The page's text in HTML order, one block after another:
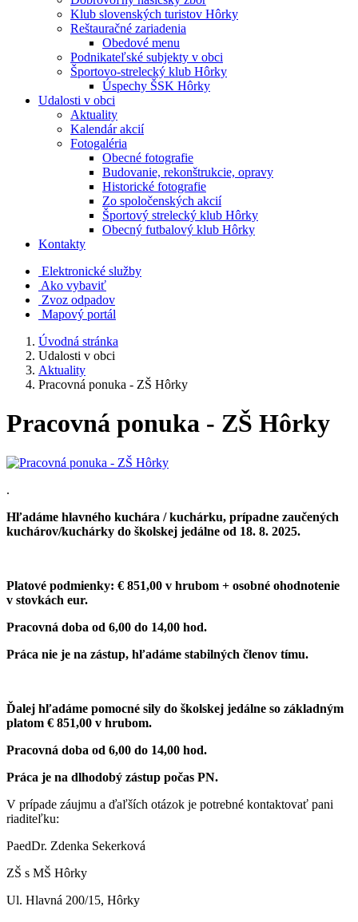
Klub slovenských turistov Hôrky
Reštauračné zariadenia
Obedové menu
Podnikateľské subjekty v obci
Športovo-strelecký klub Hôrky
Úspechy ŠSK Hôrky
Udalosti v obci
Aktuality
Kalendár akcií
Fotogaléria
Obecné fotografie
Budovanie, rekonštrukcie, opravy
Historické fotografie
Zo spoločenských akcií
Športový strelecký klub Hôrky
Obecný futbalový klub Hôrky
Kontakty
Elektronické služby
Ako vybaviť
Zvoz odpadov
Mapový portál
Úvodná stránka
Udalosti v obci
Aktuality
Pracovná ponuka - ZŠ Hôrky
Pracovná ponuka - ZŠ Hôrky
.
Hľadáme hlavného kuchára / kuchárku, prípadne zaučených
kuchárov/kuchárky do školskej jedálne od 18. 8. 2025.
Platové podmienky: € 851,00 v hrubom + osobné ohodnotenie
v stovkách eur.
Pracovná doba od 6,00 do 14,00 hod.
Práca nie je na zástup, hľadáme stabilných členov tímu.
Ďalej hľadáme pomocné sily do školskej jedálne so základným
platom € 851,00 v hrubom.
Pracovná doba od 6,00 do 14,00 hod.
Práca je na dlhodobý zástup počas PN.
V prípade záujmu a ďaľších otázok je potrebné kontaktovať pani
riaditeľku:
PaedDr. Zdenka Sekerková
ZŠ s MŠ Hôrky
Ul. Hlavná 200/15, Hôrky